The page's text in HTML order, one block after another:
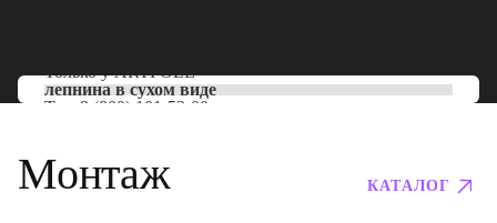
Только уARTPOLE
лепнина в сухом виде
Тел: 8 (800) 101-53-00
Монтаж КАТАЛОГ